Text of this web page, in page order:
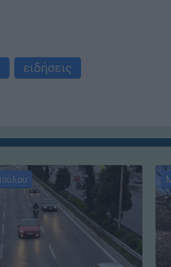
ειδήσεις